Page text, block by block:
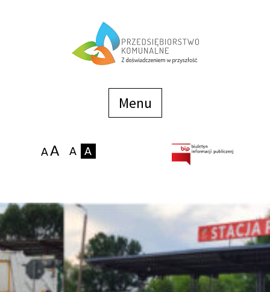
Menu
Zakłady
Podaj stan wodomierza